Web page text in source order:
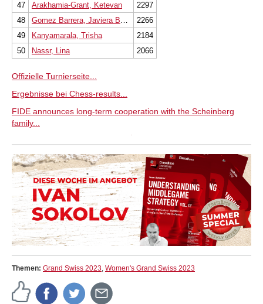
47
Arakhamia-Grant, Ketevan
2297
48
Gomez Barrera, Javiera Belen
2266
49
Kanyamarala, Trisha
2184
50
Nassr, Lina 2066
Offizielle Turnierseite...
Ergebnisse bei Chess-results...
FIDE announces long-term cooperation with the Scheinberg
family...
Themen: Grand Swiss 2023 Women's Grand Swiss 2023